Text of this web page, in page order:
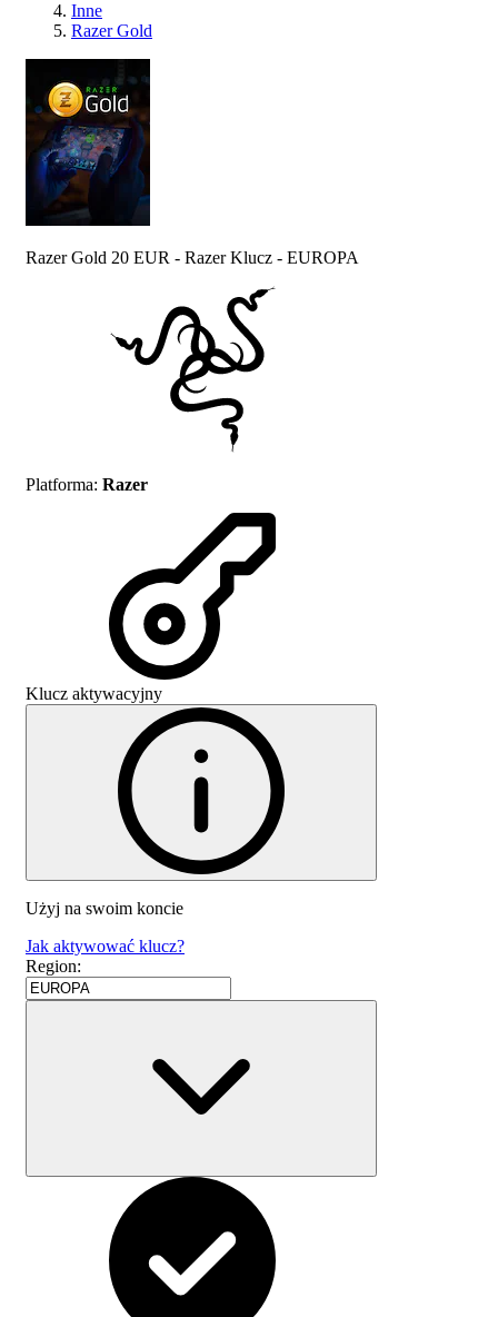
Inne
Razer Gold
Razer Gold 20 EUR - Razer Klucz - EUROPA
Platforma: Razer
Klucz aktywacyjny
Użyj na swoim koncie
Jak aktywować klucz?
Region: